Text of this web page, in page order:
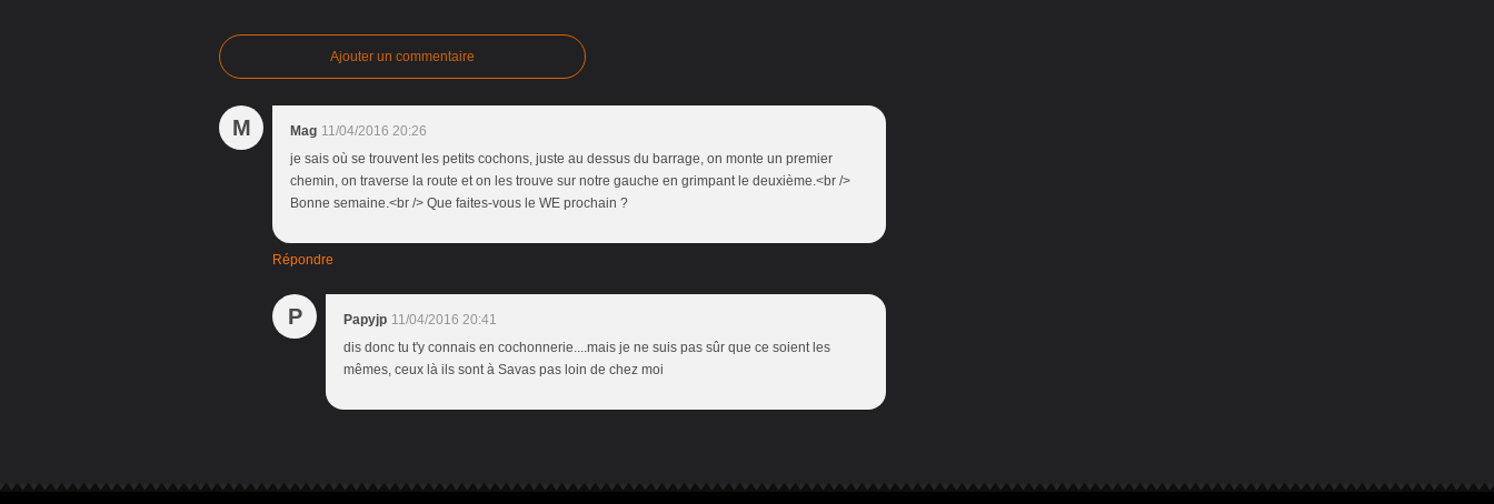
Ajouter un commentaire
M Mag 11/04/2016 20:26
je sais où se trouvent les petits cochons, juste au dessus du barrage, on monte un premier
chemin, on traverse la route et on les trouve sur notre gauche en grimpant le deuxième.<br />
Bonne semaine.<br /> Que faites-vous le WE prochain ?
Répondre
P Papyjp 11/04/2016 20:41
dis donc tu t'y connais en cochonnerie....mais je ne suis pas sûr que ce soient les
mêmes, ceux là ils sont à Savas pas loin de chez moi